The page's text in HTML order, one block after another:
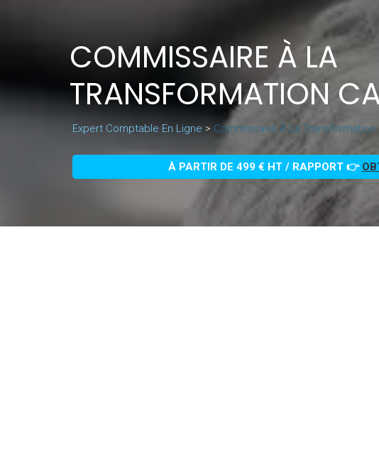
COMMISSAIRE À LA
TRANSFORMATION
Expert Comptable En Ligne > Commissaire À La Transformation
À PARTIR DE 499 € HT / RAPPORT 👉